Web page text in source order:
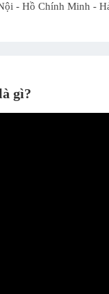
- Hồ Chính Minh -
gì?